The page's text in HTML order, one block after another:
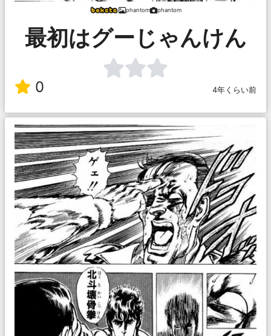
phantom phantom
最初はグーじゃんけん
0 4年くらい前